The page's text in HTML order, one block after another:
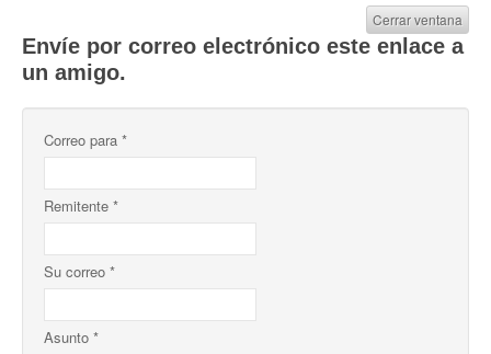
Envíe por correo electrónico este enlace a
un amigo.
Cerrar ventana
Correo para *
Remitente *
Su correo *
Asunto *